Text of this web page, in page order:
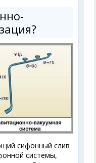
сифонный слив
системы,